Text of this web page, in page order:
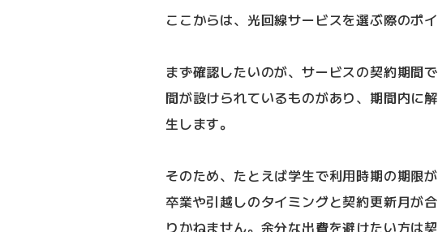
ここからは、光回線サービスを選ぶ際のポ
まず確認したいのが、サービスの契約期間
間が設けられているものがあり、期間内に
生します。
そのため、たとえば学生で利用時期の期限
卒業や引越しのタイミングと契約更新月が
りかねません。余分な出費を避けたい方は